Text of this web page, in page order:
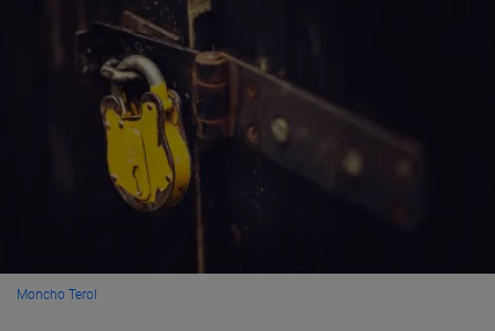
Moncho Terol